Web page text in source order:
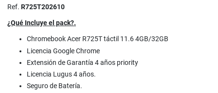
Ref. R725T202610
¿Qué Incluye el pack?.
Chromebook Acer R725T táctil 11.6 4GB/32GB
Licencia Google Chrome
Extensión de Garantía 4 años priority
Licencia Lugus 4 años.
Seguro de Batería.